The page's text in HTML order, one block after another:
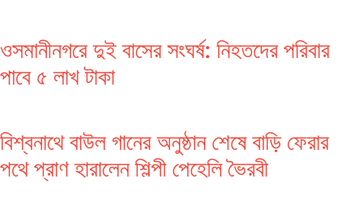
ওসমানীনগরে দুই বাসের সংঘর্ষ: নিহতদের পরিবার
পাবে ৫ লাখ টাকা
বিশ্বনাথে বাউল গানের অনুষ্ঠান শেষে বাড়ি ফেরার
পথে প্রাণ হারালেন শিল্পী পেহেলি ভৈরবী